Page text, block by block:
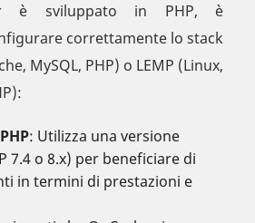
è sviluppato in PHP, è
correttamente lo stack
MySQL, PHP) o LEMP (Linux,
: Utilizza una versione
7.4 o 8.x) per beneficiare di
in termini di prestazioni e